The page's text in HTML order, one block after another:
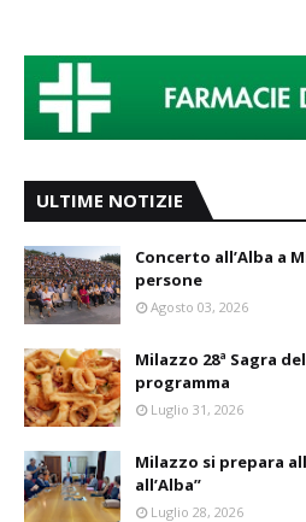
ULTIME NOTIZIE
Concerto all’Alba a
persone
Agosto 03, 2026
Milazzo 28ª Sagra
programma
Luglio 31, 2026
Milazzo si prepara
all’Alba”
Luglio 28, 2026